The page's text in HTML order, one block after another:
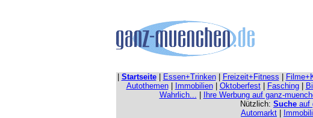
Startseite| Essen+Trinken| Freizeit+Fitness
Autothemen
Immobilien Oktoberfest| Fasching|
Wahrlich...
Ihre Werbung auf ganz-
Nützlich: Suche auf
Automarkt